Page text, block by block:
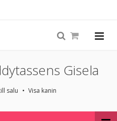
Gisela
salu Visa kanin